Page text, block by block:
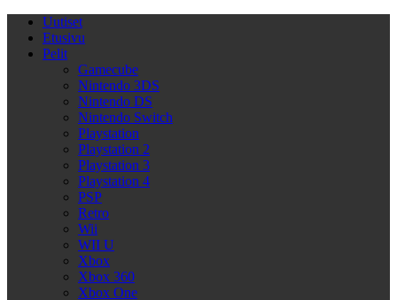
Uutiset
Etusivu
Pelit
Gamecube
Nintendo 3DS
Nintendo DS
Nintendo Switch
Playstation
Playstation 2
Playstation 3
Playstation 4
PSP
Retro
Wii
WII U
Xbox
Xbox 360
Xbox One